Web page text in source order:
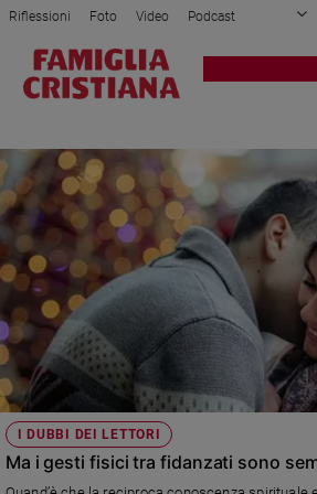
Attualità
Politica
Economia
Legalità
giustizia
Sport
Interviste
Papa
Papa
Riflessioni Foto Video Podcast
Privacy Policy Chi siamo
Registrati Redazione
I DUBBI DEI LETTORI
Ma i gesti fisici tra fidanzati sono